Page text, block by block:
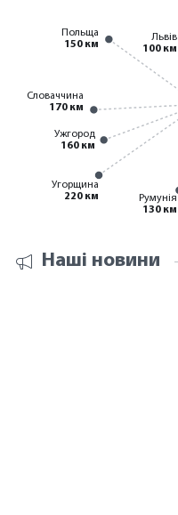
Львів
100 км
Ужгород
160 км
Польща
150 км
Словаччина
170 км
Угорщина
220 км
Румунія
130 км
Наші новини